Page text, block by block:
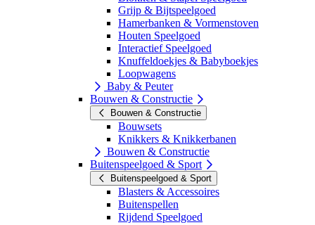
Grijp & Bijtspeelgoed
Hamerbanken & Vormenstoven
Houten Speelgoed
Interactief Speelgoed
Knuffeldoekjes & Babyboekjes
Loopwagens
Baby & Peuter
Bouwen & Constructie
Bouwen & Constructie
Bouwsets
Knikkers & Knikkerbanen
Bouwen & Constructie
Buitenspeelgoed & Sport
Buitenspeelgoed & Sport
Blasters & Accessoires
Buitenspellen
Rijdend Speelgoed